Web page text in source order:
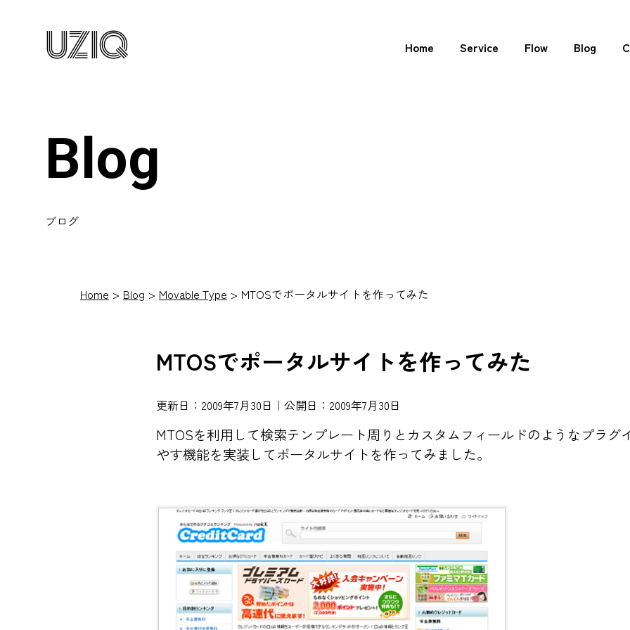
UZIQ Home Service Flow Blog
Blog
ブログ
Home Blog Movable Type MTOSでポータルサイトを作ってみた
MTOSでポータルサイトを作ってみた
更新日：2009年7月30日｜公開日：2009年7月30日
MTOSを利用して検索テンプレート周りとカスタムフィールドのようなプラグ
やす機能を実装してポータルサイトを作ってみました。